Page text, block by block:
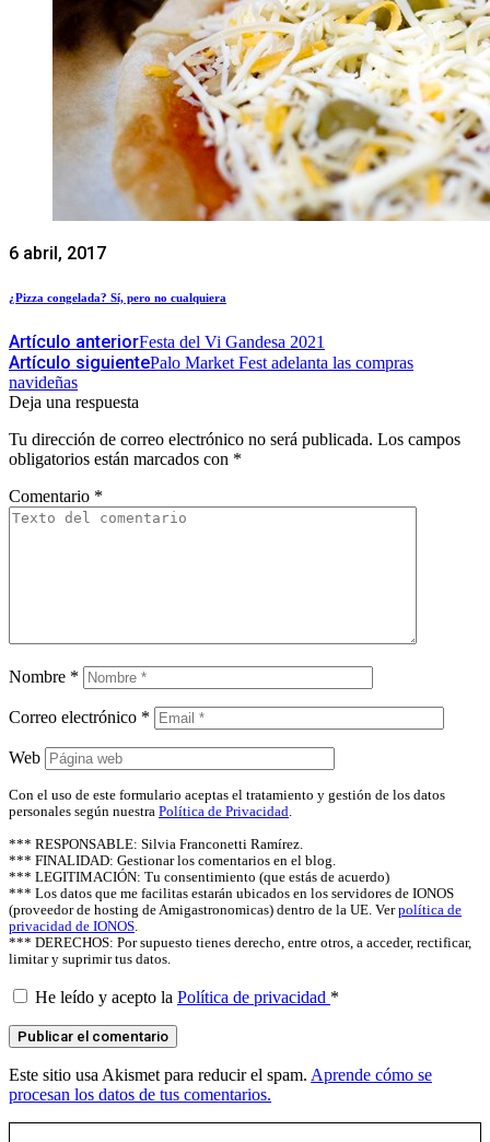
6 abril, 2017
¿Pizza congelada? Sí, pero no cualquiera
Artículo anteriorFesta del Vi Gandesa 2021
Artículo siguientePalo Market Fest adelanta las compras
navideñas
Deja una respuesta
Tu dirección de correo electrónico no será publicada. Los campos
obligatorios están marcados con *
Comentario *
Nombre *
Correo electrónico *
Web
Con el uso de este formulario aceptas el tratamiento y gestión de los datos
personales según nuestra Política de Privacidad.
*** RESPONSABLE: Silvia Franconetti Ramírez.
*** FINALIDAD: Gestionar los comentarios en el blog.
*** LEGITIMACIÓN: Tu consentimiento (que estás de acuerdo)
*** Los datos que me facilitas estarán ubicados en los servidores de IONOS
(proveedor de hosting de Amigastronomicas) dentro de la UE. Verpolítica de
privacidad de IONOS.
*** DERECHOS: Por supuesto tienes derecho, entre otros, a acceder, rectificar,
limitar y suprimir tus datos.
He leído y acepto la Política de privacidad *
Este sitio usa Akismet para reducir el spam. Aprende cómo se
procesan los datos de tus comentarios.